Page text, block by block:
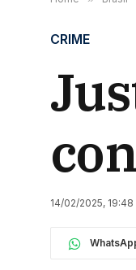
CRIME
14/02/2025, 19:48